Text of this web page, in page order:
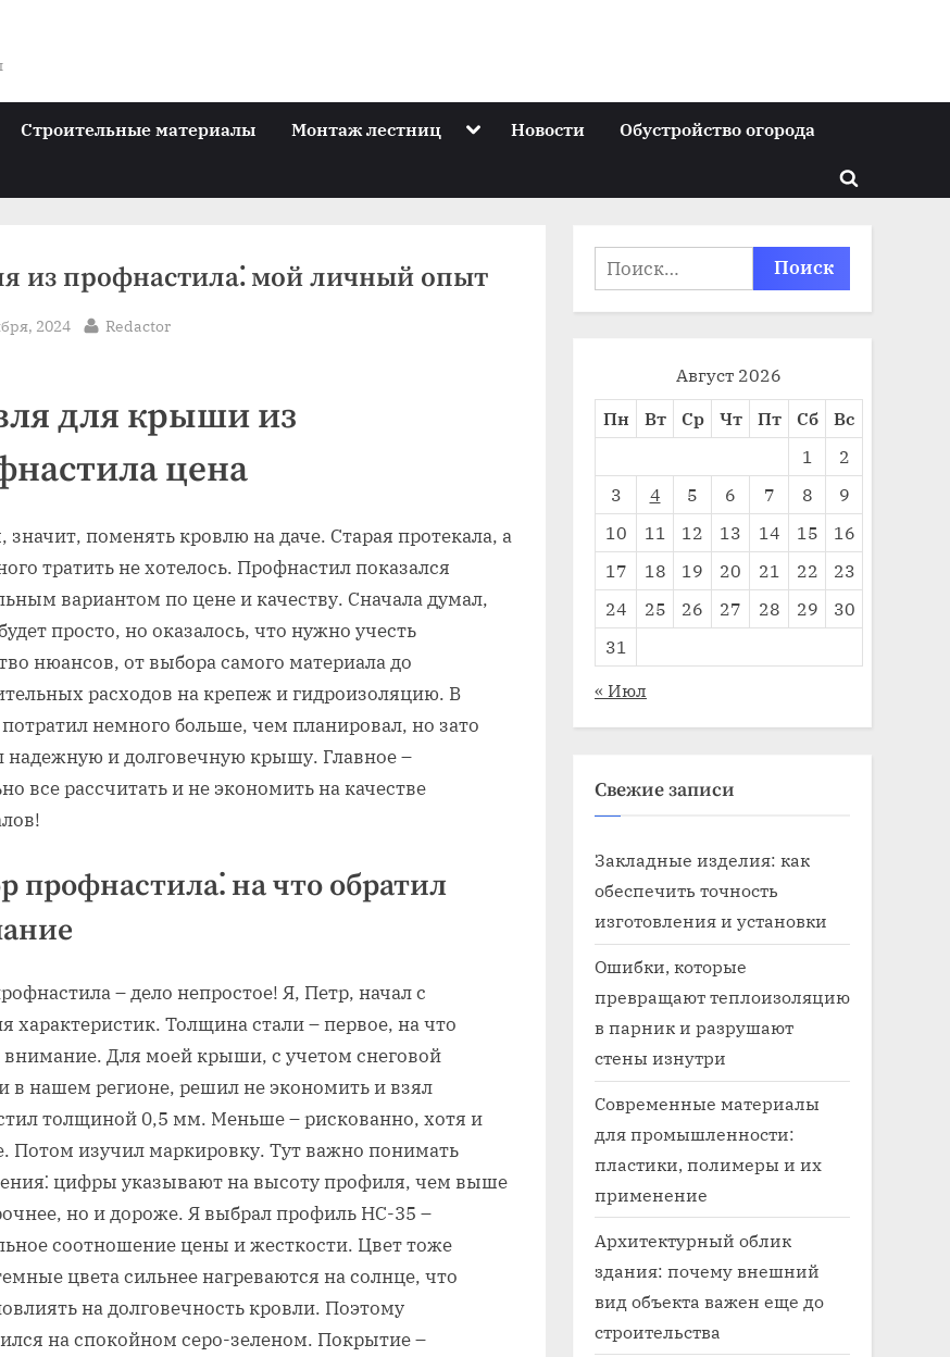
Строительные материалы Монтаж лестниц ToggleНовости Обустройство огорода
Toggle
form
из профнастила⁚ мой личный опыт
2024 By
Redactor
для крыши из
цена
значит, поменять кровлю на даче. Старая протекала, а
тратить не хотелось. Профнастил показался
вариантом по цене и качеству. Сначала думал,
просто, но оказалось, что нужно учесть
нюансов, от выбора самого материала до
расходов на крепеж и гидроизоляцию. В
потратил немного больше, чем планировал, но зато
надежную и долговечную крышу. Главное –
все рассчитать и не экономить на качестве
профнастила⁚ на что обратил
– дело непростое! Я, Петр, начал с
характеристик. Толщина стали – первое, на что
внимание. Для моей крыши, с учетом снеговой
в нашем регионе, решил не экономить и взял
толщиной 0,5 мм. Меньше – рискованно, хотя и
Потом изучил маркировку. Тут важно понимать
цифры указывают на высоту профиля, чем выше
но и дороже. Я выбрал профиль НС-35 –
соотношение цены и жесткости. Цвет тоже
цвета сильнее нагреваются на солнце, что
на долговечность кровли. Поэтому
на спокойном серо-зеленом. Покрытие –
Найти:
Август 2026
Пн
Вт Ср Чт Пт Сб
Вс
1
2
3
4 5 6 7 8
9
10
11 12 13 14 15
16
17
18 19 20 21 22
23
24
25 26 27 28 29
30
31
« Июл
Свежие записи
Закладные изделия: как
обеспечить точность
изготовления и установки
Ошибки, которые
превращают теплоизоляцию
в парник и разрушают
стены изнутри
Современные материалы
для промышленности:
пластики, полимеры и их
применение
Архитектурный облик
здания: почему внешний
вид объекта важен еще до
строительства